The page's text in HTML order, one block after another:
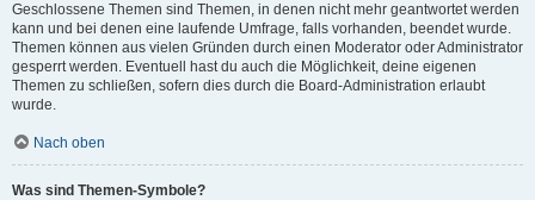
Geschlossene Themen sind Themen, in denen nicht mehr geantwortet werden
kann und bei denen eine laufende Umfrage, falls vorhanden, beendet wurde.
Themen können aus vielen Gründen durch einen Moderator oder Administrator
gesperrt werden. Eventuell hast du auch die Möglichkeit, deine eigenen
Themen zu schließen, sofern dies durch die Board-Administration erlaubt
wurde.
Nach oben
Was sind Themen-Symbole?